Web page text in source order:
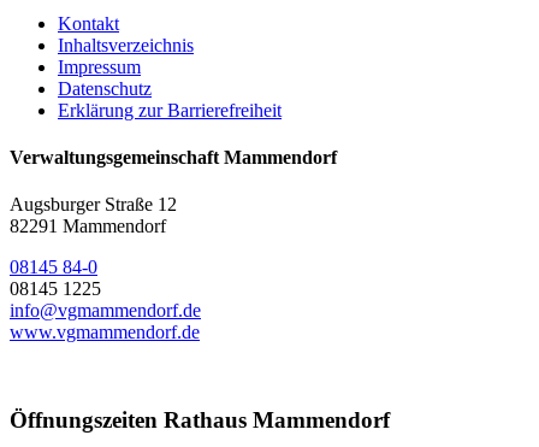
Kontakt
Inhaltsverzeichnis
Impressum
Datenschutz
Erklärung zur Barrierefreiheit
Verwaltungsgemeinschaft Mammendorf
Augsburger Straße 12
82291 Mammendorf
08145 84-0
08145 1225
info@vgmammendorf.de
www.vgmammendorf.de
Öffnungszeiten Rathaus Mammendorf